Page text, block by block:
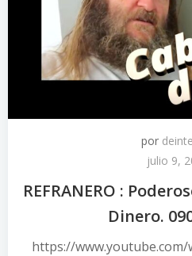
por
julio 9,
REFRANERO :
Dinero.
https://www.youtube.com/